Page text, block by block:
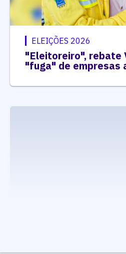
ELEIÇÕES 2026
"Eleitoreiro", rebate
"fuga" de empresas